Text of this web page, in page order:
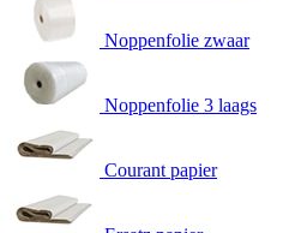
Noppenfolie zwaar
Noppenfolie 3 laags
Courant papier